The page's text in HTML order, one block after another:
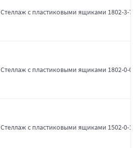
Стеллаж с пластиковыми ящиками 1802-3-7-
Стеллаж с пластиковыми ящиками 1802-0-0-
Стеллаж с пластиковыми ящиками 1502-0-